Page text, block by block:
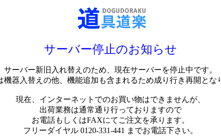
サーバー停止のお知らせ
サーバー新旧入れ替えのため、現在サーバーを停止中です。
機器入替えの他、機能追加も含まれるため成り行き再開とな
現在、インターネットでのお買い物はできませんが、
出荷業務は通常通り行っておりますので
お電話もしくはFAXにてご注文を承ります。
フリーダイヤル 0120-331-441 までお電話下さい。